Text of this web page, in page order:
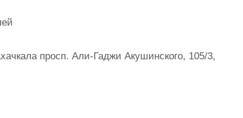
просп. Али-Гаджи Акушинского, 105/3,